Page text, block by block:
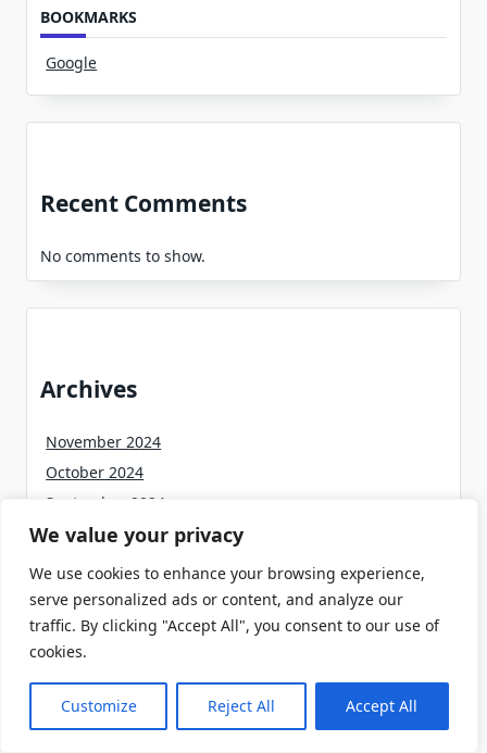
We value your privacy
We use cookies to enhance your browsing experience,
serve personalized ads or content, and analyze our
traffic. By clicking "Accept All", you consent to our use of
cookies.
Customize Reject All Accept All
BOOKMARKS
Google
Recent Comments
No comments to show.
Archives
November 2024
October 2024
September 2024
August 2024
June 2024
May 2024
April 2024
March 2024
February 2024